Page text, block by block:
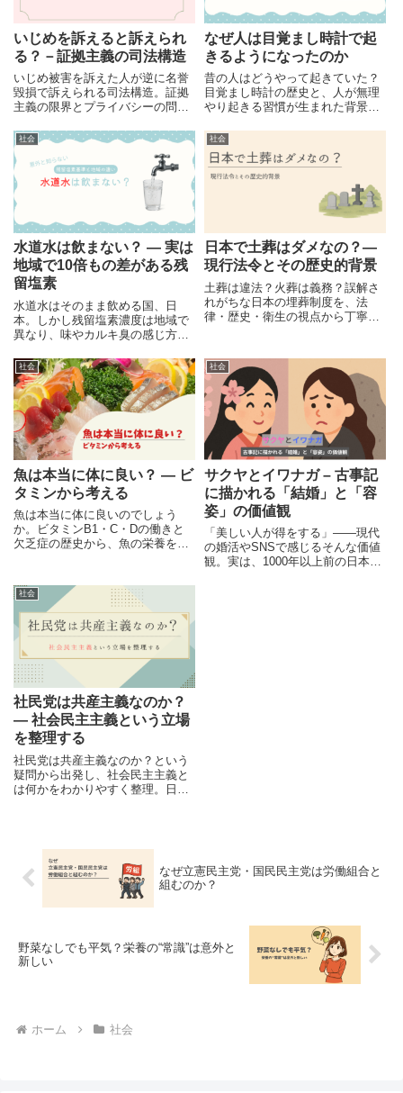
いじめを訴えると訴えられ
る？－証拠主義の司法構造
いじめ被害を訴えた人が逆に名誉
毀損で訴えられる司法構造。証拠
主義の限界とプライバシーの問題
なぜ人は目覚まし時計で起
きるようになったのか
昔の人はどうやって起きていた？
目覚まし時計の歴史と、人が無理
やり起きる習慣が生まれた背景を
社会
水道水は飲まない？ ― 実は
地域で10倍もの差がある残
留塩素
水道水はそのまま飲める国、日
本。しかし残留塩素濃度は地域で
異なり、味やカルキ臭の感じ方に
を飲む／飲まない」をめぐる価値
観の分断について考えます。
社会
日本で土葬はダメなの？―
現行法令とその歴史的背景
土葬は違法？火葬は義務？誤解さ
れがちな日本の埋葬制度を、法
律・歴史・衛生の視点から丁寧に
社会
魚は本当に体に良い？ ― ビ
タミンから考える
魚は本当に体に良いのでしょう
か。ビタミンB1・C・Dの働きと
欠乏症の歴史から、魚の栄養を再
見直すための視点を提示します。
社会
サクヤとイワナガ – 古事記
に描かれる「結婚」と「容
姿」の価値観
「美しい人が得をする」――現代
の婚活やSNSで感じるそんな価値
観。実は、1000年以上前の日本神
社会
社民党は共産主義なのか？
― 社会民主主義という立場
を整理する
社民党は共産主義なのか？という
疑問から出発し、社会民主主義と
は何かをわかりやすく整理。日本
たい方に。
なぜ立憲民主党・国民民主党は労働組合と
組むのか？
野菜なしでも平気？栄養の“常識”は意外と
新しい
ホーム 社会